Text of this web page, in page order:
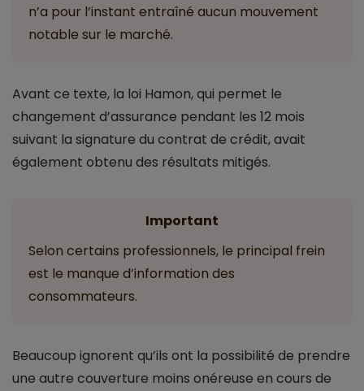
n’a pour l’instant entraîné aucun mouvement
notable sur le marché.
Avant ce texte, la loi Hamon, qui permet le
changement d’assurance pendant les 12 mois
suivant la signature du contrat de crédit, avait
également obtenu des résultats mitigés.
Important
Selon certains professionnels, le principal frein
est le manque d’information des
consommateurs.
Beaucoup ignorent qu’ils ont la possibilité de prendre
une autre couverture moins onéreuse en cours de